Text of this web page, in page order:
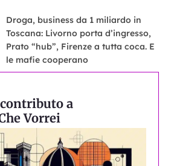
Droga, business da 1 miliardo in
Toscana: Livorno porta d’ingresso,
Prato “hub”, Firenze a tutta coca. E
le mafie cooperano
a
Vorrei